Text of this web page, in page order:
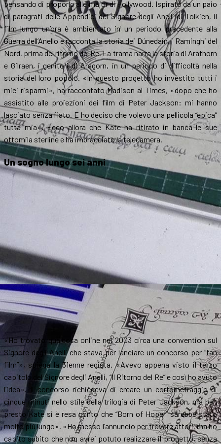
pensando di proporlo alle major di Hollywood. Ispirato da un paio
di paragrafi delle Appendici del Signore degli Anelli di Tolkien, il
film lungo un’ora è ambientato in un periodo precedente alla
Guerra dell’Anello e racconta la storia dei Dúnedain, i Raminghi del
Nord, prima del ritorno del Re. La trama narra la storia di Arathorn
e Gilraen, i genitori di Aragorn, in un periodo di difficoltà nella
storia del loro popolo. «In questo progetto ho investito tutti i
miei risparmi», ha raccontato Madison al Times, «dopo che ho
assistito alle proiezioni dei film di Peter Jackson: mi hanno
lasciato senza fiato. E ho deciso che volevo una pellicola “epica”
tutta mia». Ecco allora che Kate ha ritirato in banca le sue
ottomila sterline e ha imbracciato la telecamera.
Un sogno lungo sei anni
«Ho trovato qualcosa online nel 2003 circa una convention sul
Signore degli Anelli che stava per lanciare un concorso per “fan
film”», spiega la 31enne regista. «Avevo appena visto il terzo
capitolo del Signore degli Anelli, “Il Ritorno del Re” e così ho avuto
l’idea». Il concorso richiedeva di creare un cortometraggio di
cinque minuti nello stile della trilogia di Peter Jackson, ma ben
presto Kate si è resa conto che “Born of Hoper” sarebbe stato
molto più lungo». «Ho messo l’annuncio per trovare attori, ma ho
capito subito che non avrei potuto realizzare il progetto, senza